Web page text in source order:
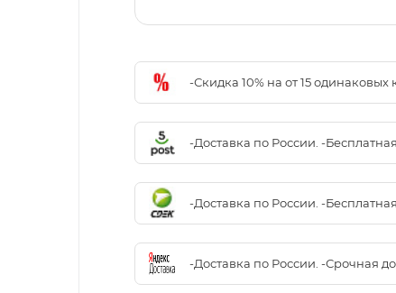
-Скидка 10% на от 15
-Доставка по России. -
-Доставка по России. -
-Доставка по России. -Срочная